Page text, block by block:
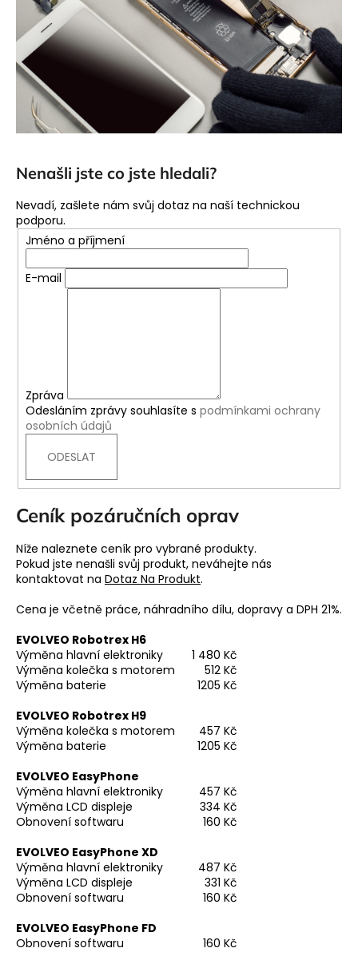
Nenašli jste co jste hledali?
Nevadí, zašlete nám svůj dotaz na naší technickou
podporu.
Jméno a příjmení
E-mail
Zpráva
Odesláním zprávy souhlasíte s podmínkami ochrany
osobních údajů
Ceník pozáručních oprav
Níže naleznete ceník pro vybrané produkty.
Pokud jste nenašli svůj produkt, neváhejte nás
kontaktovat na Dotaz Na Produkt.
Cena je včetně práce, náhradního dílu, dopravy a DPH 21%.
EVOLVEO Robotrex H6
Výměna hlavní elektroniky
1 480 Kč
Výměna kolečka s motorem
512 Kč
Výměna baterie
1205 Kč
EVOLVEO Robotrex H9
Výměna kolečka s motorem
457 Kč
Výměna baterie
1205 Kč
EVOLVEO EasyPhone
Výměna hlavní elektroniky
457 Kč
Výměna LCD displeje
334 Kč
Obnovení softwaru
160 Kč
EVOLVEO EasyPhone XD
Výměna hlavní elektroniky
487 Kč
Výměna LCD displeje
331 Kč
Obnovení softwaru
160 Kč
EVOLVEO EasyPhone FD
Obnovení softwaru
160 Kč